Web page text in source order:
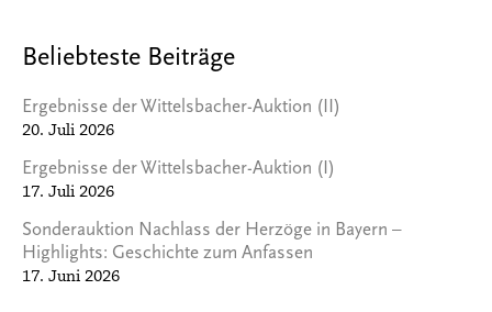
Beliebteste Beiträge
Ergebnisse der Wittelsbacher-Auktion (II)
20. Juli 2026
Ergebnisse der Wittelsbacher-Auktion (I)
17. Juli 2026
Sonderauktion Nachlass der Herzöge in Bayern –
Highlights: Geschichte zum Anfassen
17. Juni 2026